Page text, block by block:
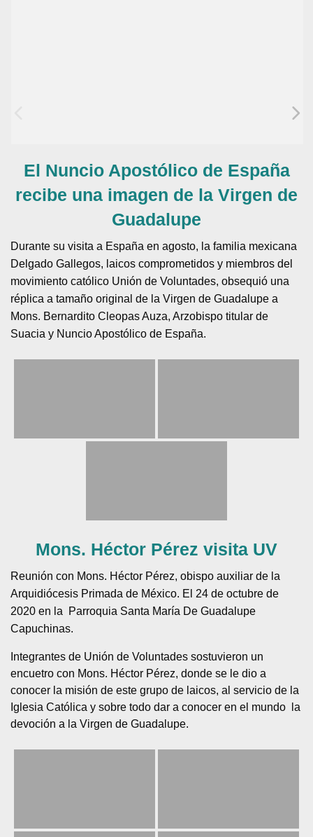
El Nuncio Apostólico de España
recibe una imagen de la Virgen de
Guadalupe
Durante su visita a España en agosto, la familia mexicana
Delgado Gallegos, laicos comprometidos y miembros del
movimiento católico Unión de Voluntades, obsequió una
réplica a tamaño original de la Virgen de Guadalupe a
Mons. Bernardito Cleopas Auza, Arzobispo titular de
Suacia y Nuncio Apostólico de España.
Mons. Héctor Pérez visita UV
Reunión con Mons. Héctor Pérez, obispo auxiliar de la
Arquidiócesis Primada de México. El 24 de octubre de
2020 en la Parroquia Santa María De Guadalupe
Capuchinas.
Integrantes de Unión de Voluntades sostuvieron un
encuetro con Mons. Héctor Pérez, donde se le dio a
conocer la misión de este grupo de laicos, al servicio de la
Iglesia Católica y sobre todo dar a conocer en el mundo la
devoción a la Virgen de Guadalupe.